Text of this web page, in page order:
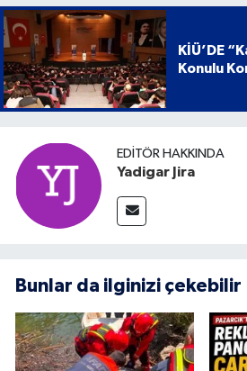
KİÜ’DE
Konulu
EDITÖR HAKKINDA
Yadigar Jira
Bunlar da ilginizi çekebilir